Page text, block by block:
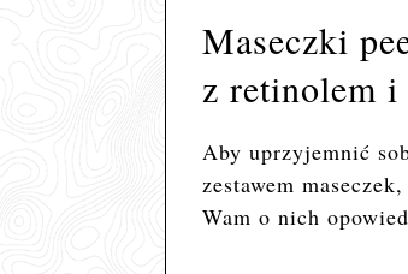
Maseczki
z retinolem
Aby uprzyjemnić
zestawem
Wam o nich